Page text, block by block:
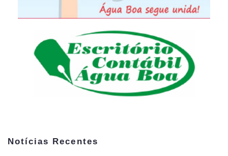
Notícias Recentes